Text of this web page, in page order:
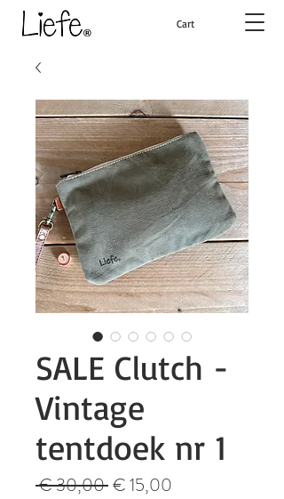
Cart
SALE Clutch -
Vintage
tentdoek nr 1
€ 30,00 Normale
€ 15,00